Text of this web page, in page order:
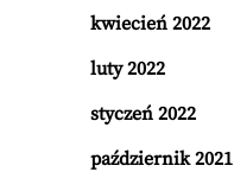
kwiecień 2022
luty 2022
styczeń 2022
październik 2021